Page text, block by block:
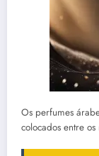
Os perfumes
colocados entre